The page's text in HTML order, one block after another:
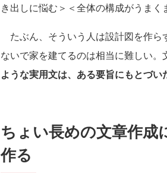
き出しに悩む＞＜全体の構成がうまく
たぶん、そういう人は設計図を作ら
ないで家を建てるのは相当に難しい
ような実用文は、ある要旨にもとづ
ちょい長めの文章作
作る